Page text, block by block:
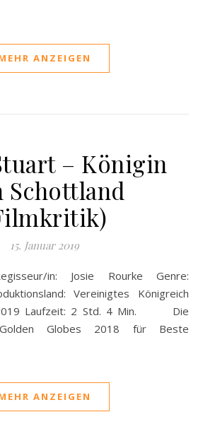
ANZEIGEN
– Königin
Schottland
15. Januar 2019
Vereinigtes Königreich
2019 Laufzeit: 2 Std. 4 Min. Die
Globes 2018 für Beste
ANZEIGEN